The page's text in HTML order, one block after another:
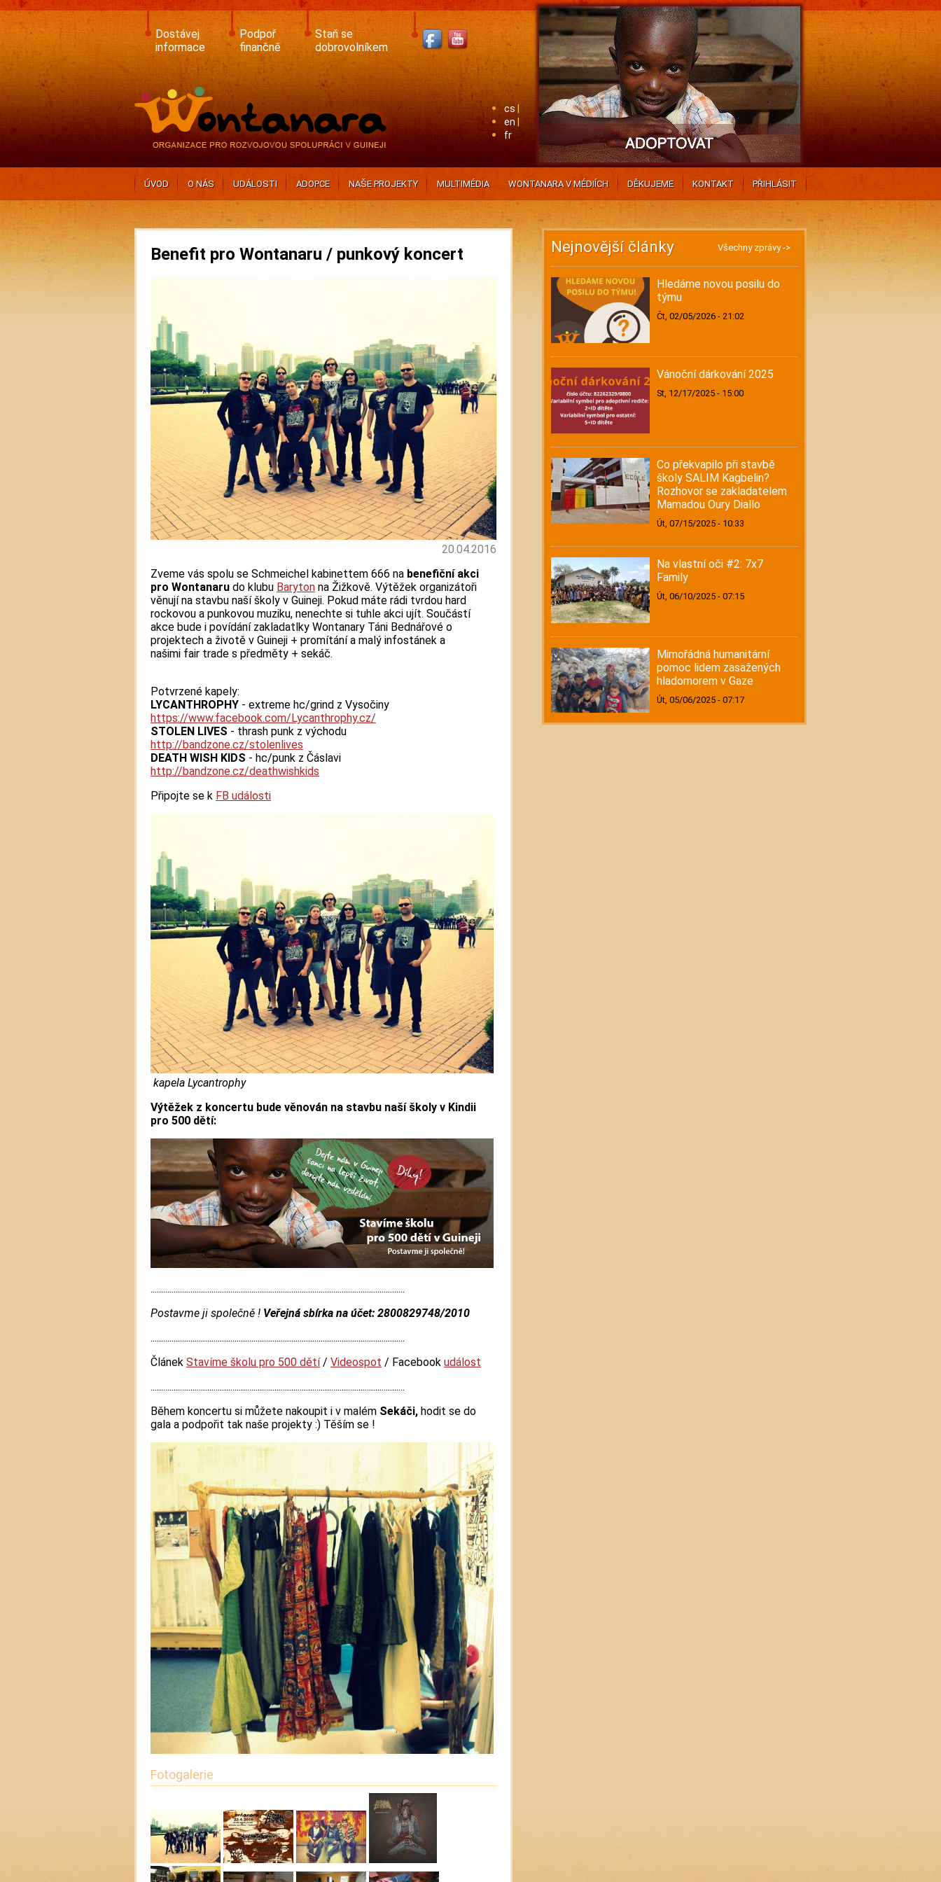
Skip
to
content
Dostávej
informace
Podpoř
finančně
Staň se
dobrovolníkem
cs
en
fr
ÚVOD O NÁS UDÁLOSTI ADOPCE NAŠE PROJEKTY MULTIMÉDIA WONTANARA V MÉDIÍCH DĚKUJEME KONTAKT PŘIHLÁSIT
Benefit pro Wontanaru / punkový koncert
20.04.2016
Zveme vás spolu se Schmeichel kabinettem 666 na benefiční akci
pro Wontanaru do klubu Baryton na Žižkově. Výtěžek organizátoři
věnují na stavbu naší školy v Guineji. Pokud máte rádi tvrdou hard
rockovou a punkovou muziku, nenechte si tuhle akci ujít. Součástí
akce bude i povídání zakladatlky Wontanary Táni Bednářové o
projektech a životě v Guineji + promítání a malý infostánek a
našimi fair trade s předměty + sekáč.
Potvrzené kapely:
LYCANTHROPHY - extreme hc/grind z Vysočiny
https://www.facebook.com/Lycanthrophy.cz/
STOLEN LIVES - thrash punk z východu
http://bandzone.cz/stolenlives
DEATH WISH KIDS - hc/punk z Čáslavi
http://bandzone.cz/deathwishkids
Připojte se k FB události
kapela Lycantrophy
Výtěžek z koncertu bude věnován na stavbu naší školy v Kindii
pro 500 dětí:
.........................................................................................................................
Postavme ji společně ! Veřejná sbírka na účet: 2800829748/2010
.........................................................................................................................
Článek Stavíme školu pro 500 dětí/ Videospot / Facebook událost
.........................................................................................................................
Během koncertu si můžete nakoupit i v malém Sekáči, hodit se do
gala a podpořit tak naše projekty :) Těším se !
Fotogalerie
Nejnovější články Všechny zprávy ->
Hledáme novou posilu do
týmu
Čt, 02/05/2026 - 21:02
Vánoční dárkování 2025
St, 12/17/2025 - 15:00
Co překvapilo při stavbě
školy SALIM Kagbelin?
Rozhovor se zakladatelem
Mamadou Oury Diallo
Út, 07/15/2025 - 10:33
Na vlastní oči #2: 7x7
Family
Út, 06/10/2025 - 07:15
Mimořádná humanitární
pomoc lidem zasažených
hladomorem v Gaze
Út, 05/06/2025 - 07:17